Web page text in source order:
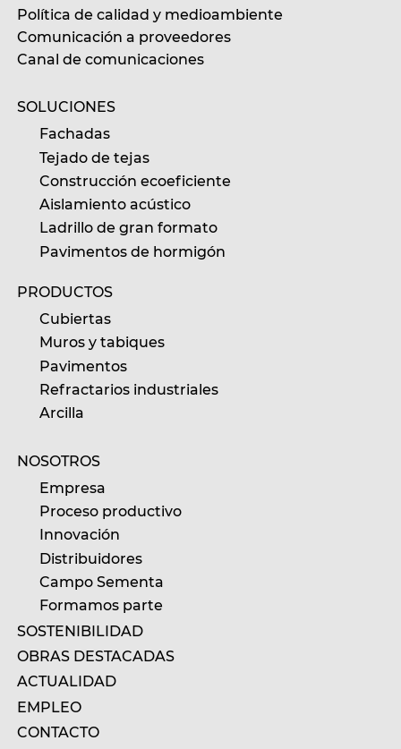
Política de calidad y medioambiente
Comunicación a proveedores
Canal de comunicaciones
SOLUCIONES
Fachadas
Tejado de tejas
Construcción ecoeficiente
Aislamiento acústico
Ladrillo de gran formato
Pavimentos de hormigón
PRODUCTOS
Cubiertas
Muros y tabiques
Pavimentos
Refractarios industriales
Arcilla
NOSOTROS
Empresa
Proceso productivo
Innovación
Distribuidores
Campo Sementa
Formamos parte
SOSTENIBILIDAD
OBRAS DESTACADAS
ACTUALIDAD
EMPLEO
CONTACTO